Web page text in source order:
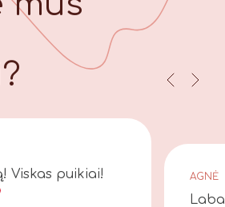
Viskas puikiai!
AGNĖ